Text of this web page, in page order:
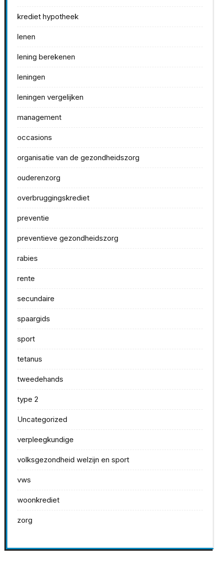
krediet hypotheek
lenen
lening berekenen
leningen
leningen vergelijken
management
occasions
organisatie van de gezondheidszorg
ouderenzorg
overbruggingskrediet
preventie
preventieve gezondheidszorg
rabies
rente
secundaire
spaargids
sport
tetanus
tweedehands
type 2
Uncategorized
verpleegkundige
volksgezondheid welzijn en sport
vws
woonkrediet
zorg